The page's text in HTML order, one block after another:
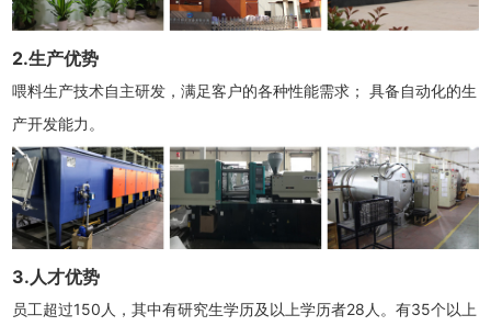
2.生产优势
喂料生产技术自主研发，满足客户的各种性能需求； 具备自动化的生
产开发能力。
3.人才优势
员工超过150人，其中有研究生学历及以上学历者28人。有35个以上